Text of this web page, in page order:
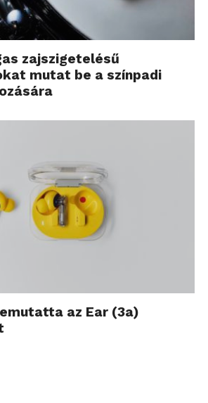
zajszigetelésű
mutat be a színpadi
az Ear (3a)